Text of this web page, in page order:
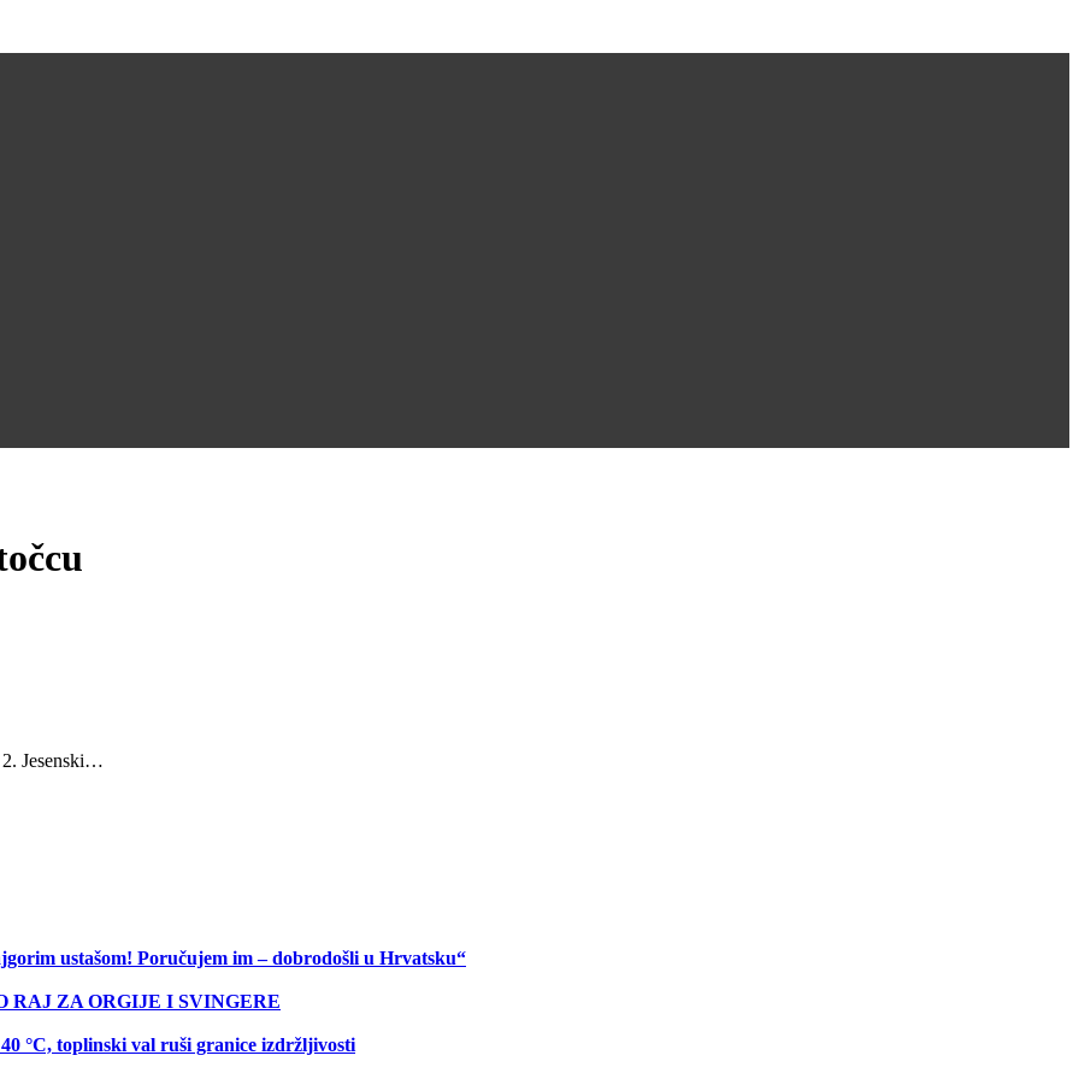
2. Jesenski…
ustašom! Poručujem im – dobrodošli u Hrvatsku“
RAJ ZA ORGIJE I SVINGERE
°C, toplinski val ruši granice izdržljivosti